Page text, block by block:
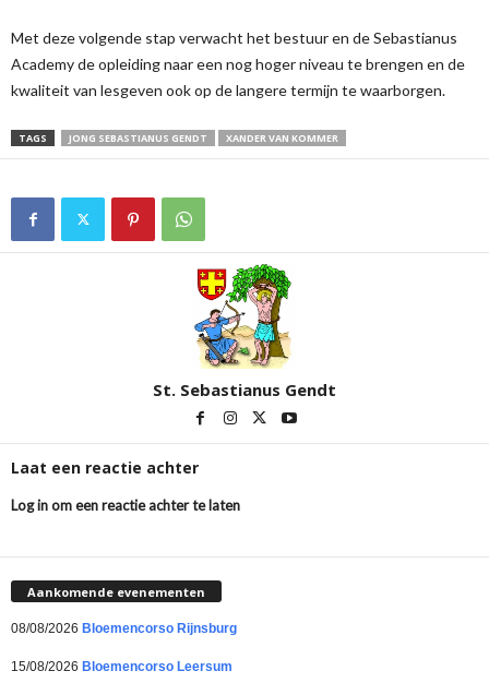
Met deze volgende stap verwacht het bestuur en de Sebastianus
Academy de opleiding naar een nog hoger niveau te brengen en de
kwaliteit van lesgeven ook op de langere termijn te waarborgen.
TAGS JONG SEBASTIANUS GENDT XANDER VAN KOMMER
St. Sebastianus Gendt
Laat een reactie achter
Log in om een reactie achter te laten
Aankomende evenementen
08/08/2026 Bloemencorso Rijnsburg
15/08/2026 Bloemencorso Leersum